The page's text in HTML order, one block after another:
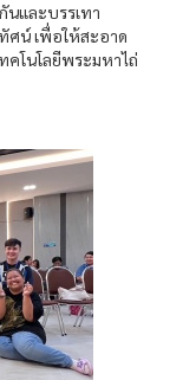
นและบรรเทา
ศน์ เพื่อให้สะอาด
คโนโลยีพระมหาไถ่